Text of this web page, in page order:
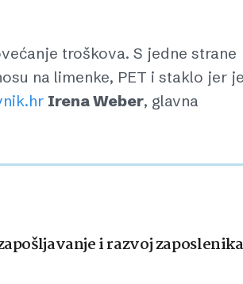
troškova. S jedne strane
na limenke, PET i staklo jer
Irena Weber, glavna
i razvoj zaposlenika